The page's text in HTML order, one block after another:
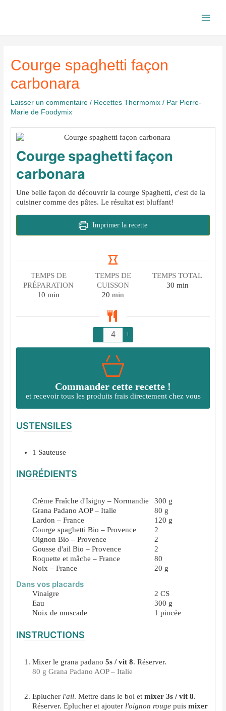
Courge spaghetti façon
carbonara
Laisser un commentaire / Recettes Thermomix / Par Pierre-
Marie de Foodymix
Courge spaghetti façon
carbonara
Une belle façon de découvrir la courge Spaghetti, c'est de la
cuisiner comme des pâtes. Le résultat est bluffant!
Imprimer la recette
TEMPS DE
PRÉPARATION
10 minutes
min
TEMPS DE
CUISSON
20 minutes
min
TEMPS TOTAL
30minutes
min
– +
Commander cette recette !
et recevoir tous les produits frais directement chez vous
USTENSILES
1 S auteuse
INGRÉDIENTS
Crème Fraîche d'Isigny – Normandie 300 g
Grana Padano AOP – Italie
80 g
Lardon – France
120 g
Courge spaghetti Bio – Provence
2
Oignon Bio – Provence
2
Gousse d'ail Bio – Provence
2
Roquette et mâche – France
80
Noix – France
20 g
Dans vos placards
Vinaigre 2 CS
Eau
300 g
Noix de muscade
1 pincée
INSTRUCTIONS
Mixer le grana padano5s / vit 8. Réserver.
80 g Grana Padano AOP – Italie
Eplucher l'ail. Mettre dans le bol etmixer 3s / vit 8.
Réserver. Eplucher et ajouter l'oignon rouge puismixer